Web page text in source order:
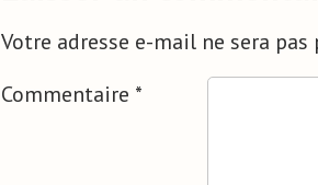
Votre adresse e-mail ne sera pas
Commentaire *